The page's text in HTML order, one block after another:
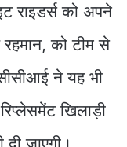
राइडर्स को अपने
को टीम से
ने यह भी
खिलाड़ी